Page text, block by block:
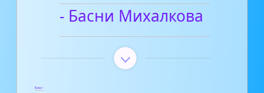
- Басни Михалкова
Блог